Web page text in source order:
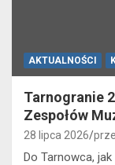
AKTUALNOŚCI
Tarnogranie
Zespołów
28 lipca 2026
Do Tarnowca,